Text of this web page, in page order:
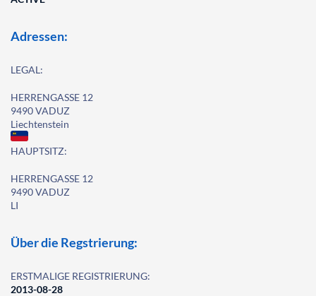
Adressen:
LEGAL:
HERRENGASSE 12
9490 VADUZ
Liechtenstein
HAUPTSITZ:
HERRENGASSE 12
9490 VADUZ
LI
Über die Regstrierung:
ERSTMALIGE REGISTRIERUNG:
2013-08-28